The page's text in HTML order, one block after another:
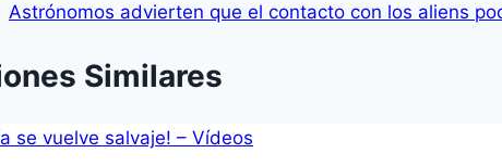
Astrónomos advierten que el contacto con los aliens
Similares